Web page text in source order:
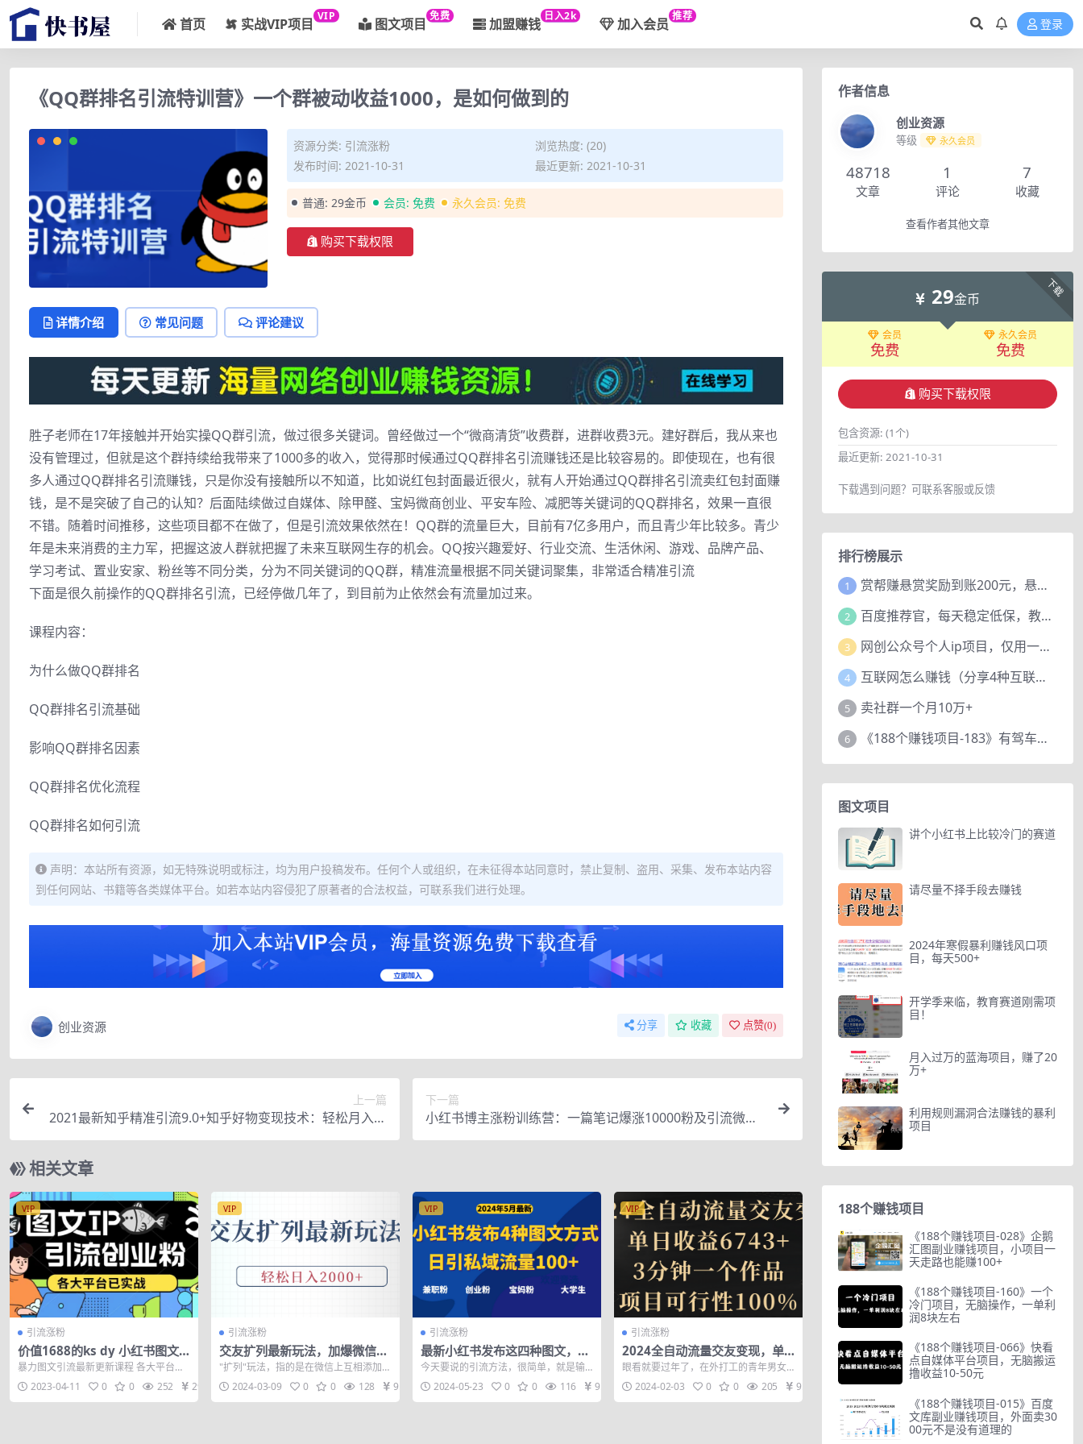
首页 实战VIP项目 VIP 图文项目 免费 加盟赚钱 日入2k 加入会员 推荐
登录
《QQ群排名引流特训营》一个群被动收益1000，是如何做到的
资源分类: 引流涨粉
浏览热度: (20)
发布时间: 2021-10-31
最近更新: 2021-10-31
普通: 29金币 会员: 免费 永久会员: 免费
购买下载权限
详情介绍 常见问题 评论建议
胜子老师在17年接触并开始实操QQ群引流，做过很多关键词。曾经做过一个“微商清货”收费群，进群收费3元。建好群后，我从来也
没有管理过，但就是这个群持续给我带来了1000多的收入，觉得那时候通过QQ群排名引流赚钱还是比较容易的。即使现在，也有很
多人通过QQ群排名引流赚钱，只是你没有接触所以不知道，比如说红包封面最近很火，就有人开始通过QQ群排名引流卖红包封面赚
钱，是不是突破了自己的认知？后面陆续做过自媒体、除甲醛、宝妈微商创业、平安车险、减肥等关键词的QQ群排名，效果一直很
不错。随着时间推移，这些项目都不在做了，但是引流效果依然在！QQ群的流量巨大，目前有7亿多用户，而且青少年比较多。青少
年是未来消费的主力军，把握这波人群就把握了未来互联网生存的机会。QQ按兴趣爱好、行业交流、生活休闲、游戏、品牌产品、
学习考试、置业安家、粉丝等不同分类，分为不同关键词的QQ群，精准流量根据不同关键词聚集，非常适合精准引流
下面是很久前操作的QQ群排名引流，已经停做几年了，到目前为止依然会有流量加过来。
课程内容：
为什么做QQ群排名
QQ群排名引流基础
影响QQ群排名因素
QQ群排名优化流程
QQ群排名如何引流
声明：本站所有资源，如无特殊说明或标注，均为用户投稿发布。任何个人或组织，在未征得本站同意时，禁止复制、盗用、采集、发布本站内容
到任何网站、书籍等各类媒体平台。如若本站内容侵犯了原著者的合法权益，可联系我们进行处理。
创业资源 分享 收藏 点赞(0)
上一篇
2021最新知乎精准引流9.0+知乎好物变现技术：轻松月入过
万
下一篇
小红书博主涨粉训练营：一篇笔记爆涨10000粉及引流微信
的技巧
相关文章
VIP
引流涨粉
价值1688的ks dy 小红书图文i
p引流实操课，日引50-100！各
大平台已经实战
暴力图文引流最新更新课程 各大平台均
已实战，且更新了最新玩法 暴力引流，
实操简单...
2023-04-11 0 0 252 29
VIP
引流涨粉
交友扩列最新玩法，加爆微信，
轻松日入2000+
"扩列"玩法，指的是在微信上互相添加好
友并相互点赞，不需要引...
2024-03-09 0 0 128 9.9
VIP
引流涨粉
最新小红书发布这四种图文，日
引私域流量100+不成问题，
今天要说的引流方法，很简单，就是输
出，超级超级超级简单的内容，例如一
段文字，或一...
2024-05-23 0 0 116 9.9
VIP
引流涨粉
2024全自动流量交友变现，单
日收益6743+，3分钟一个作
品，项目可行性100%
眼看就要过年了，在外打工的青年男女
们也都陆续返乡了，回家后你妈逼你相
亲了吗？ 这...
2024-02-03 0 0 205 9.9
作者信息
创业资源
等级 永久会员
48718
文章
1
评论
7
收藏
查看作者其他文章
下载
29金币
会员
免费
永久会员
免费
购买下载权限
包含资源: (1个)
最近更新: 2021-10-31
下载遇到问题？可联系客服或反馈
排行榜展示
1 赏帮赚悬赏奖励到账200元，悬赏任务多劳多得，人人可做。
2 百度推荐官，每天稳定低保，教程赠上
3 网创公众号个人ip项目，仅用一篇文章做到全网引流！
4 互联网怎么赚钱（分享4种互联网赚钱模式）
5 卖社群一个月10万+
6 《188个赚钱项目-183》有驾车评项目，动动小手，复制粘贴赚44元！
图文项目
讲个小红书上比较冷门的赛道
请尽量不择手段去赚钱
2024年寒假暴利赚钱风口项
目，每天500+
开学季来临，教育赛道刚需项
目！
月入过万的蓝海项目，赚了20
万+
利用规则漏洞合法赚钱的暴利
项目
188个赚钱项目
《188个赚钱项目-028》企鹅
汇图副业赚钱项目，小项目一
天走路也能赚100+
《188个赚钱项目-160》一个
冷门项目，无脑操作，一单利
润8块左右
《188个赚钱项目-066》快看
点自媒体平台项目，无脑搬运
撸收益10-50元
《188个赚钱项目-015》百度
文库副业赚钱项目，外面卖30
00元不是没有道理的